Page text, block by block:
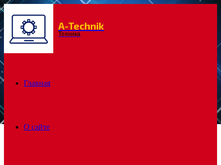
Menu A-Technik
Техника
Главная
О сайте